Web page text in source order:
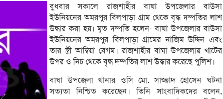
বুধবার সকালে রাজশাহীর বাঘা উপজেলার বাউসা
ইউনিয়নের অমরপুর বিলপাড়া গ্রাম থেকে বৃদ্ধ দম্পতির লাশ
উদ্ধার করা হয়। মৃত দম্পতি হলেন- বাঘা উপজেলার বাউসা
ইউনিয়নের অমরপুর বিলপাড়া গ্রামের নাজিম উদ্দিন এবং
তার স্ত্রী আম্বিয়া বেগম। রাজশাহীর বাঘা উপজেলায় খাটের
উপর ও নিচ থেকে বৃদ্ধ দম্পতির লাশ উদ্ধার করেছে পুলিশ।
বাঘা উপজেলা থানার ওসি মো. সাজ্জাদ হোসেন ঘটনা
সত্যতা নিশ্চিত করেছেন। তিনি সাংবাদিকদের বলেন,